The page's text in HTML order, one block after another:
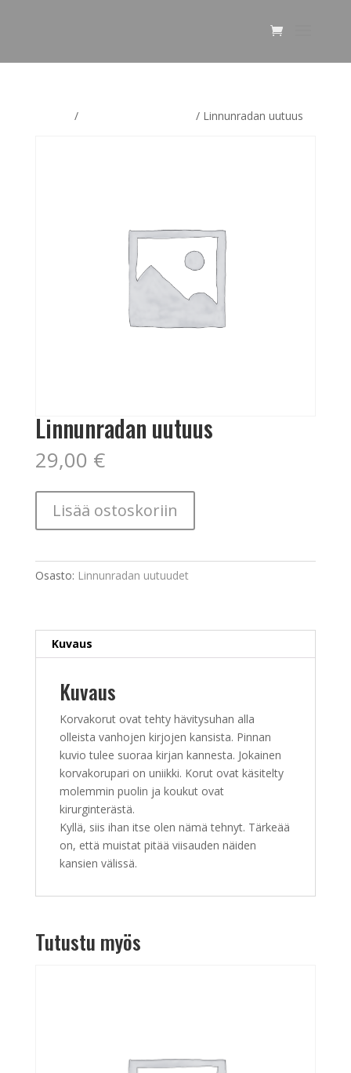
/ / Linnunradan uutuus
Linnunradan uutuus
29,00 €
uutuusLisää ostoskoriin
Osasto: Linnunradan uutuudet
Kuvaus
Kuvaus
Korvakorut ovat tehty hävitysuhan alla
olleista vanhojen kirjojen kansista. Pinnan
kuvio tulee suoraa kirjan kannesta. Jokainen
korvakorupari on uniikki. Korut ovat käsitelty
molemmin puolin ja koukut ovat
kirurginterästä.
Kyllä, siis ihan itse olen nämä tehnyt. Tärkeää
on, että muistat pitää viisauden näiden
kansien välissä.
Tutustu myös